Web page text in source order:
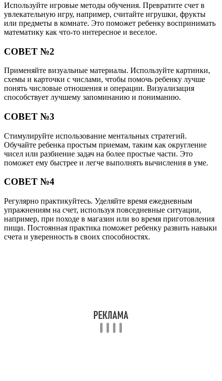
Используйте игровые методы обучения. Превратите счет в
увлекательную игру, например, считайте игрушки, фрукты
или предметы в комнате. Это поможет ребенку воспринимать
математику как что-то интересное и веселое.
СОВЕТ №2
Применяйте визуальные материалы. Используйте картинки,
схемы и карточки с числами, чтобы помочь ребенку лучше
понять числовые отношения и операции. Визуализация
способствует лучшему запоминанию и пониманию.
СОВЕТ №3
Стимулируйте использование ментальных стратегий.
Обучайте ребенка простым приемам, таким как округление
чисел или разбиение задач на более простые части. Это
поможет ему быстрее и легче выполнять вычисления в уме.
СОВЕТ №4
Регулярно практикуйтесь. Уделяйте время ежедневным
упражнениям на счет, используя повседневные ситуации,
например, при походе в магазин или во время приготовления
пищи. Постоянная практика поможет ребенку развить навыки
счета и уверенность в своих способностях.